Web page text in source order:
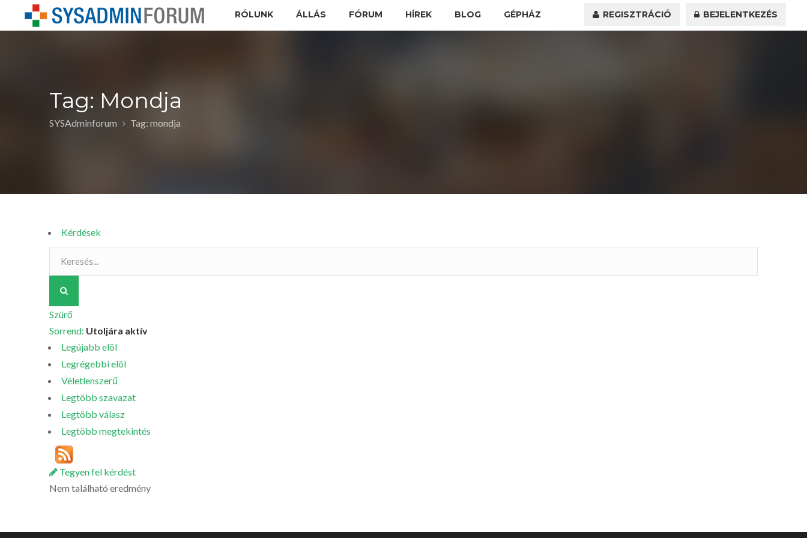
RÓLUNK ÁLLÁS FÓRUM HÍREK BLOG GÉPHÁZ REGISZTRÁCIÓ BEJELENTKEZÉS
Tag: Mondja
SYSAdminforum Tag: mondja
Kérdések
Szürő
Sorrend: Utoljára aktív
Legújabb elöl
Legrégebbi elöl
Véletlenszerű
Legtöbb szavazat
Legtöbb válasz
Legtöbb megtekintés
Tegyen fel kérdést
Nem található eredmény